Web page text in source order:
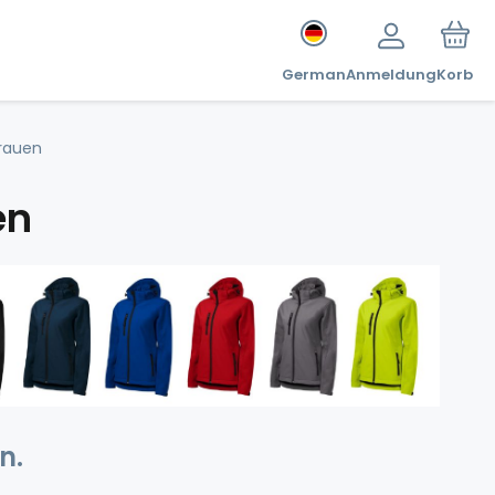
GermanAnmeldungKorb